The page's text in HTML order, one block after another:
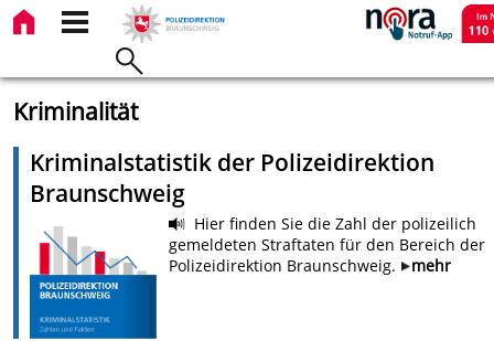
Kriminalität
Kriminalstatistik der Polizeidirektion
Braunschweig
Hier finden Sie die Zahl der polizeilich
gemeldeten Straftaten für den Bereich der
Polizeidirektion Braunschweig.
mehr